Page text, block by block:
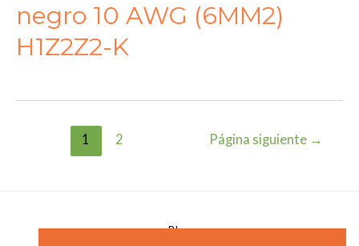
negro 10 AWG (6MM2)
H1Z2Z2-K
1 2 Página siguiente →
Blog